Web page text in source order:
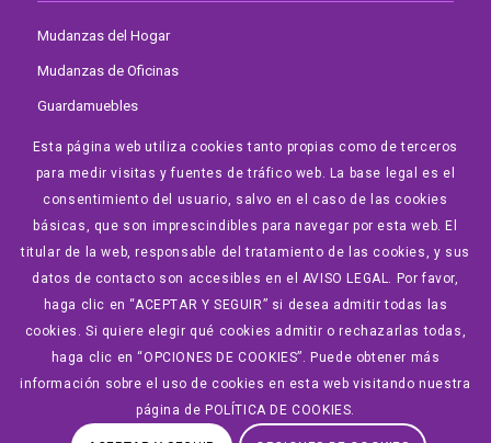
Mudanzas del Hogar
Mudanzas de Oficinas
Guardamuebles
Elevador por Fachada
Mudanzas Internacionales
Vaciado de Trasteros
© 2026 Copyright - Mudanzas House • Diseñado por GonzaVer.com
Diseño y mantenimiento Web
Esta página web utiliza cookies tanto propias como de terceros
para medir visitas y fuentes de tráfico web. La base legal es el
consentimiento del usuario, salvo en el caso de las cookies
básicas, que son imprescindibles para navegar por esta web. El
titular de la web, responsable del tratamiento de las cookies, y sus
datos de contacto son accesibles en el AVISO LEGAL. Por favor,
haga clic en “ACEPTAR Y SEGUIR” si desea admitir todas las
cookies. Si quiere elegir qué cookies admitir o rechazarlas todas,
haga clic en “OPCIONES DE COOKIES”. Puede obtener más
información sobre el uso de cookies en esta web visitando nuestra
página de POLÍTICA DE COOKIES.